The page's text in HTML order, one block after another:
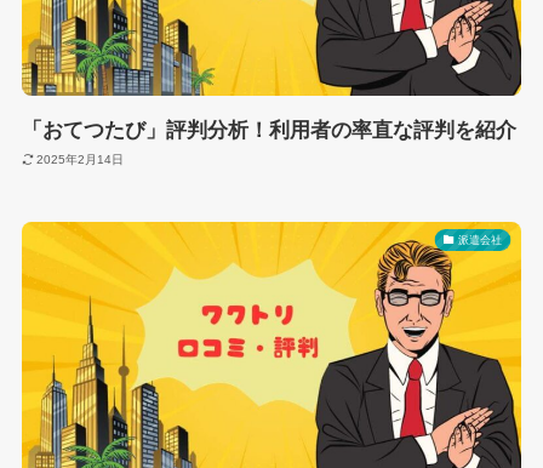
「おてつたび」評判分析！利用者の率直な評判を紹介
2025年2月14日
派遣会社